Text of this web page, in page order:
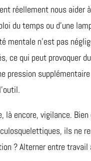
réellement nous aider
du temps ou d’une
mentale n’est pas
ce qui peut provoquer
pression
là encore, vigilance.
ils ne
? Alterner entre